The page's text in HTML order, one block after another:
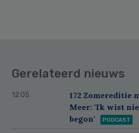
Gerelateerd nieuws
12:05
172 Zomereditie
Meer: 'Ik wist
begon'
PODCAST